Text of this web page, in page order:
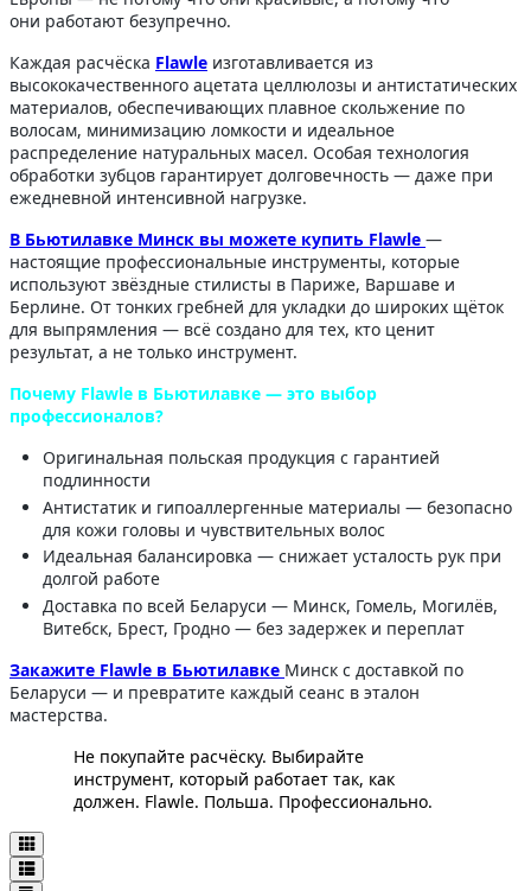
они работают безупречно.
Каждая расчёска Flawle изготавливается из
высококачественного ацетата целлюлозы и антистатических
материалов, обеспечивающих плавное скольжение по
волосам, минимизацию ломкости и идеальное
распределение натуральных масел. Особая технология
обработки зубцов гарантирует долговечность — даже при
ежедневной интенсивной нагрузке.
В Бьютилавке Минск вы можете купить Flawle —
настоящие профессиональные инструменты, которые
используют звёздные стилисты в Париже, Варшаве и
Берлине. От тонких гребней для укладки до широких щёток
для выпрямления — всё создано для тех, кто ценит
результат, а не только инструмент.
Почему Flawle в Бьютилавке — это выбор
профессионалов?
Оригинальная польская продукция с гарантией
подлинности
Антистатик и гипоаллергенные материалы — безопасно
для кожи головы и чувствительных волос
Идеальная балансировка — снижает усталость рук при
долгой работе
Доставка по всей Беларуси — Минск, Гомель, Могилёв,
Витебск, Брест, Гродно — без задержек и переплат
Закажите Flawle в Бьютилавке Минск с доставкой по
Беларуси — и превратите каждый сеанс в эталон
мастерства.
Не покупайте расчёску. Выбирайте
инструмент, который работает так, как
должен. Flawle. Польша. Профессионально.